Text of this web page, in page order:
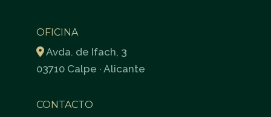
OFICINA
Avda. de Ifach, 3
03710 Calpe · Alicante
CONTACTO